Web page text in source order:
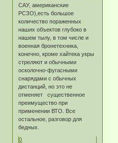
САУ, американские
РСЗО),есть большое
количество пораженных
наших объектов глубоко в
нашем тылу, в том числе и
военная бронетехника,
конечно, кроме хайтека укры
стреляют и обычными
осколочно-фугасными
снарядами с обычных
дистанций, но это не
отменяет существенное
преимущество при
применении ВТО. Все
остальное, разговор для
бедных.
0